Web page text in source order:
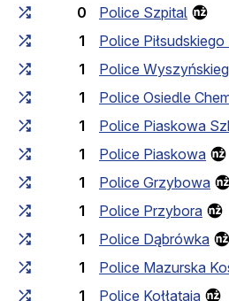
0
Police Szpital
1
Police
1
Police
1
Police Osiedle
1
Police Piaskowa
1
Police Piaskowa
1
Police Grzybowa
1
Police Przybora
1
Police Dąbrówka
1
Police Mazurska
1
Police Kołłątaja